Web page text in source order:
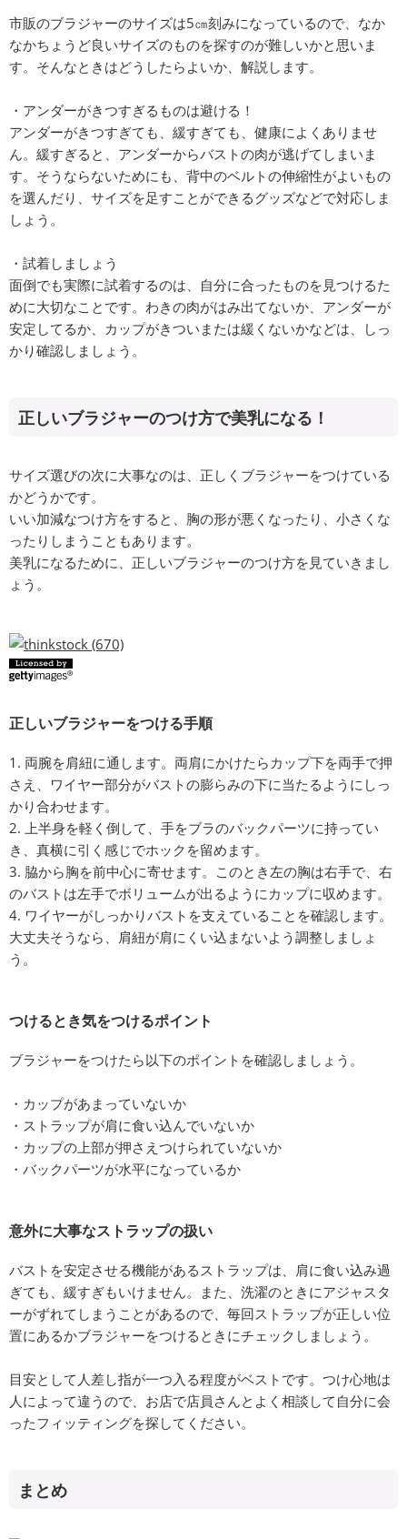
市販のブラジャーのサイズは5㎝刻みになっているので、なか
なかちょうど良いサイズのものを探すのが難しいかと思いま
す。そんなときはどうしたらよいか、解説します。
・アンダーがきつすぎるものは避ける！
アンダーがきつすぎても、緩すぎても、健康によくありませ
ん。緩すぎると、アンダーからバストの肉が逃げてしまいま
す。そうならないためにも、背中のベルトの伸縮性がよいもの
を選んだり、サイズを足すことができるグッズなどで対応しま
しょう。
・試着しましょう
面倒でも実際に試着するのは、自分に合ったものを見つけるた
めに大切なことです。わきの肉がはみ出てないか、アンダーが
安定してるか、カップがきついまたは緩くないかなどは、しっ
かり確認しましょう。
正しいブラジャーのつけ方で美乳になる！
サイズ選びの次に大事なのは、正しくブラジャーをつけている
かどうかです。
いい加減なつけ方をすると、胸の形が悪くなったり、小さくな
ったりしまうこともあります。
美乳になるために、正しいブラジャーのつけ方を見ていきまし
ょう。
正しいブラジャーをつける手順
1. 両腕を肩紐に通します。両肩にかけたらカップ下を両手で押
さえ、ワイヤー部分がバストの膨らみの下に当たるようにしっ
かり合わせます。
2. 上半身を軽く倒して、手をブラのバックパーツに持ってい
き、真横に引く感じでホックを留めます。
3. 脇から胸を前中心に寄せます。このとき左の胸は右手で、右
のバストは左手でボリュームが出るようにカップに収めます。
4. ワイヤーがしっかりバストを支えていることを確認します。
大丈夫そうなら、肩紐が肩にくい込まないよう調整しましょ
う。
つけるとき気をつけるポイント
ブラジャーをつけたら以下のポイントを確認しましょう。
・カップがあまっていないか
・ストラップが肩に食い込んでいないか
・カップの上部が押さえつけられていないか
・バックパーツが水平になっているか
意外に大事なストラップの扱い
バストを安定させる機能があるストラップは、肩に食い込み過
ぎても、緩すぎもいけません。また、洗濯のときにアジャスタ
ーがずれてしまうことがあるので、毎回ストラップが正しい位
置にあるかブラジャーをつけるときにチェックしましょう。
目安として人差し指が一つ入る程度がベストです。つけ心地は
人によって違うので、お店で店員さんとよく相談して自分に会
ったフィッティングを探してください。
まとめ